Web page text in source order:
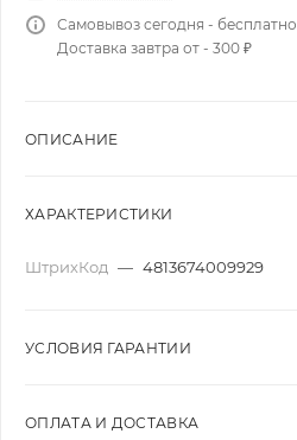
Самовывоз сегодня - бесплатно
Доставка завтра от - 300 ₽
ОПИСАНИЕ
ХАРАКТЕРИСТИКИ
ШтрихКод — 4813674009929
УСЛОВИЯ ГАРАНТИИ
ОПЛАТА И ДОСТАВКА